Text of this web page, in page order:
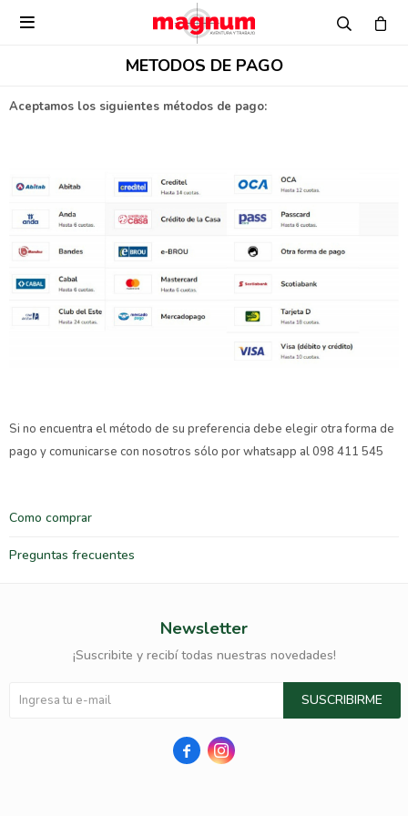

METODOS DE PAGO
Aceptamos los siguientes métodos de pago:
Si no encuentra el método de su preferencia debe elegir otra forma de
pago y comunicarse con nosotros sólo por whatsapp al 098 411 545
Como comprar
Preguntas frecuentes
Newsletter
¡Suscribite y recibí todas nuestras novedades!
SUSCRIBIRME
 